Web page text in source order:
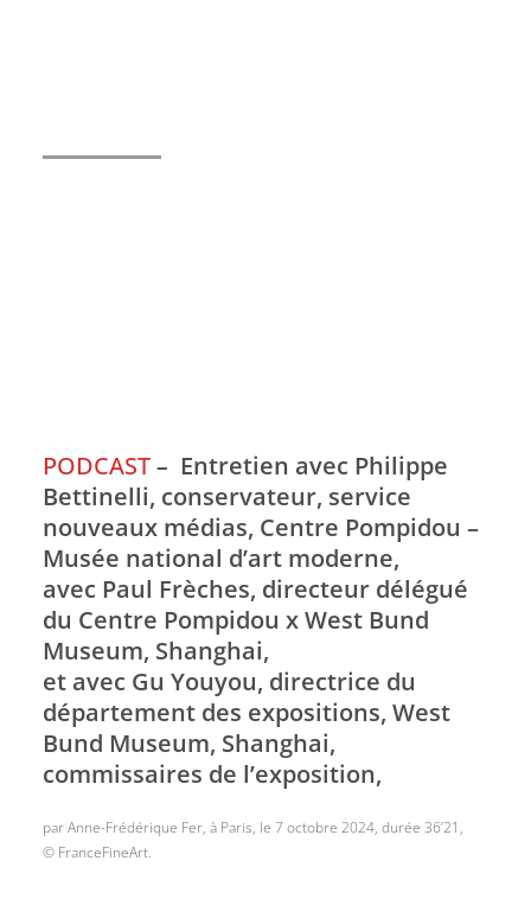
PODCAST– Entretien avec Philippe
Bettinelli, conservateur, service
nouveaux médias, Centre Pompidou –
Musée national d’art moderne,
avec Paul Frèches, directeur délégué
du Centre Pompidou x West Bund
Museum, Shanghai,
et avec Gu Youyou, directrice du
département des expositions, West
Bund Museum, Shanghai,
commissaires de l’exposition,
par Anne-Frédérique Fer, à Paris, le 7 octobre 2024, durée 36’21,
© FranceFineArt.